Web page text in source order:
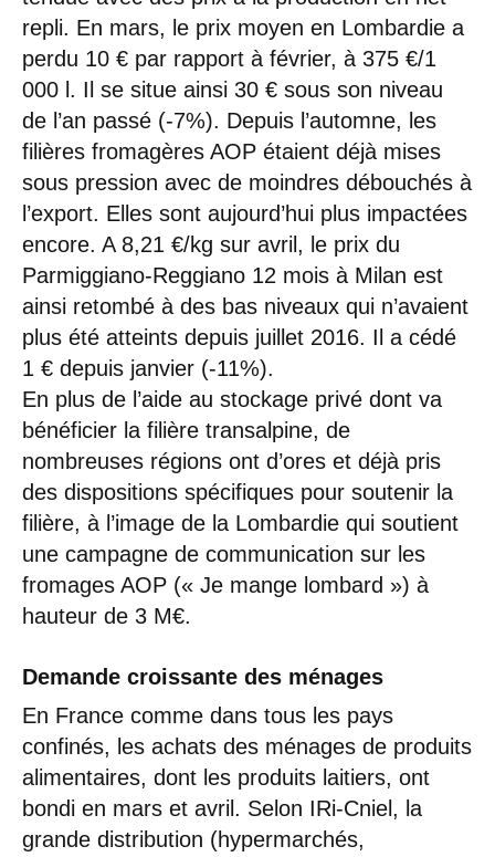
repli. En mars, le prix moyen en Lombardie a
perdu 10 € par rapport à février, à 375 €/1
000 l. Il se situe ainsi 30 € sous son niveau
de l’an passé (-7%). Depuis l’automne, les
filières fromagères AOP étaient déjà mises
sous pression avec de moindres débouchés à
l’export. Elles sont aujourd’hui plus impactées
encore. A 8,21 €/kg sur avril, le prix du
Parmiggiano-Reggiano 12 mois à Milan est
ainsi retombé à des bas niveaux qui n’avaient
plus été atteints depuis juillet 2016. Il a cédé
1 € depuis janvier (-11%).
En plus de l’aide au stockage privé dont va
bénéficier la filière transalpine, de
nombreuses régions ont d’ores et déjà pris
des dispositions spécifiques pour soutenir la
filière, à l’image de la Lombardie qui soutient
une campagne de communication sur les
fromages AOP (« Je mange lombard ») à
hauteur de 3 M€.
Demande croissante des ménages
En France comme dans tous les pays
confinés, les achats des ménages de produits
alimentaires, dont les produits laitiers, ont
bondi en mars et avril. Selon IRi-Cniel, la
grande distribution (hypermarchés,